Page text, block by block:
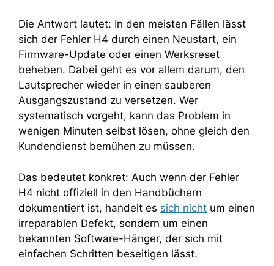
Die Antwort lautet: In den meisten Fällen lässt
sich der Fehler H4 durch einen Neustart, ein
Firmware-Update oder einen Werksreset
beheben. Dabei geht es vor allem darum, den
Lautsprecher wieder in einen sauberen
Ausgangszustand zu versetzen. Wer
systematisch vorgeht, kann das Problem in
wenigen Minuten selbst lösen, ohne gleich den
Kundendienst bemühen zu müssen.
Das bedeutet konkret: Auch wenn der Fehler
H4 nicht offiziell in den Handbüchern
dokumentiert ist, handelt es sich nicht um einen
irreparablen Defekt, sondern um einen
bekannten Software-Hänger, der sich mit
einfachen Schritten beseitigen lässt.